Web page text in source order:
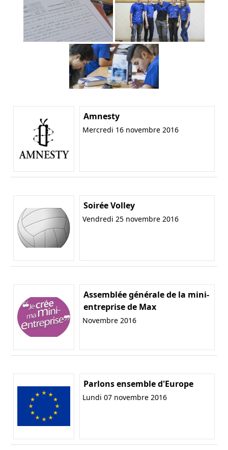
Amnesty
Mercredi 16 novembre 2016
Soirée Volley
Vendredi 25 novembre 2016
Assemblée générale de la mini-
entreprise de Max
Novembre 2016
Parlons ensemble d'Europe
Lundi 07 novembre 2016